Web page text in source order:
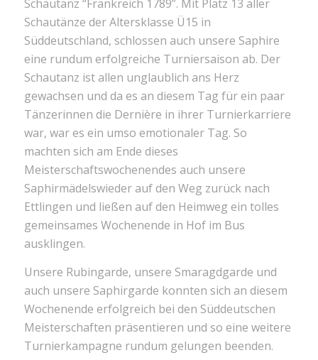
Schautanz “Frankreich 1789”. Mit Platz 13 aller
Schautänze der Altersklasse Ü15 in
Süddeutschland, schlossen auch unsere Saphire
eine rundum erfolgreiche Turniersaison ab. Der
Schautanz ist allen unglaublich ans Herz
gewachsen und da es an diesem Tag für ein paar
Tänzerinnen die Dernière in ihrer Turnierkarriere
war, war es ein umso emotionaler Tag. So
machten sich am Ende dieses
Meisterschaftswochenendes auch unsere
Saphirmädelswieder auf den Weg zurück nach
Ettlingen und ließen auf den Heimweg ein tolles
gemeinsames Wochenende in Hof im Bus
ausklingen.
Unsere Rubingarde, unsere Smaragdgarde und
auch unsere Saphirgarde konnten sich an diesem
Wochenende erfolgreich bei den Süddeutschen
Meisterschaften präsentieren und so eine weitere
Turnierkampagne rundum gelungen beenden.